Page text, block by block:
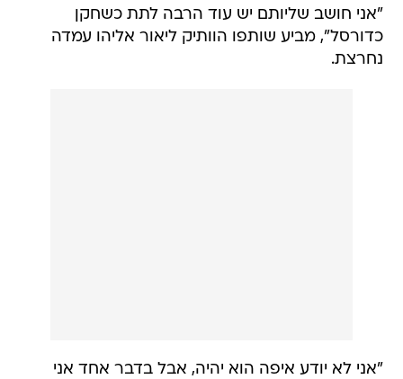
"אני חושב שליותם יש עוד הרבה לתת כשחקן
כדורסל", מביע שותפו הוותיק ליאור אליהו עמדה
נחרצת.
"אני לא יודע איפה הוא יהיה, אבל בדבר אחד אני